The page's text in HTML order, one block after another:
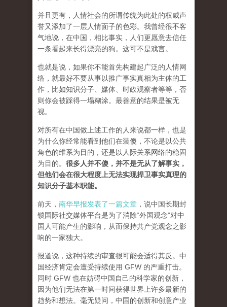
并且更有，人情社会的所谓传统为此处的权威声
誉又添加了一层人情面子的色彩。我曾经很不客
气地说，在中国，相比事实，人们更愿意去信任
一条看起来长得漂亮的狗。这可不是戏言。
也就是说，如果你不能首先构建起广泛的人情网
络，就最好不要从事以推广事实真相为主体的工
作，比如知识分子、媒体、时政观察者等等，否
则你会被踩得一塌糊涂。最善意的结果是被无
视。
对所有在中国做上述工作的人来说都一样，也是
为什么你经常能看到他们在装傻，不论是以公共
角色的维系为目的，还是以人际关系网络的稳固
为目的。 很多人并不傻，并不是无从了解事实，
但他们会在很大程度上无法实现捍卫事实真理的
知识分子基本职能。
前天， 南华早报发表了一篇文章 ，说中国长期封
锁国际社交媒体平台是为了消除“外国观念”对中
国人可能产生的影响，从而保持共产党观念之影
响的一家独大。
报道说，这种持续的审查很可能会适得其反。中
国经济肯定会遭受持续使用 GFW 的严重打击。
同时 GFW 也在妨碍中国自己的科学家的创新，
因为他们无法在第一时间获得世界上许多最新的
趋势和想法。毫无疑问，中国的创新和创意产业